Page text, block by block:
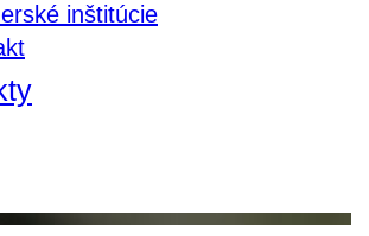
inštitúcie